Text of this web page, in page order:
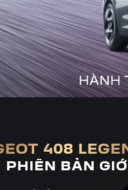
408
PHIÊN BẢN